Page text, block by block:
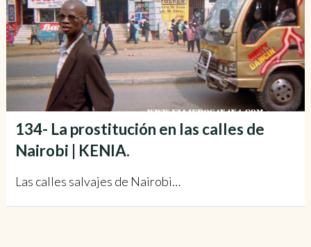
134- La prostitución en las calles de
Nairobi | KENIA.
Las calles salvajes de Nairobi…